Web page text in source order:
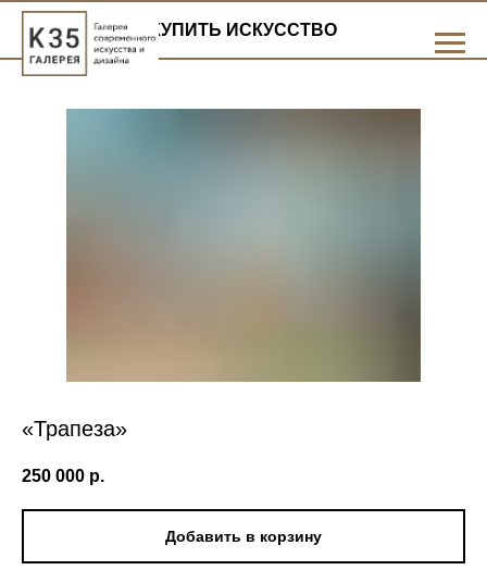
КУПИТЬ ИСКУССТВО
«Трапеза»
250 000 р.
Добавить в корзину